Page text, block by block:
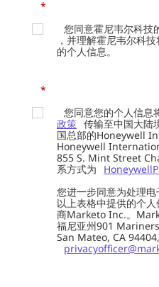
*
您同意霍尼韦尔科技
，并理解霍尼韦尔科
的个人信息。
*
您同意您的个人信息
政策 传输至中国大陆
国总部的Honeywell
Honeywell
855 S. Mint Street
系方式为
您进一步同意为处理
以上表格中提供的个
商Marketo Inc.。
福尼亚州901
San Mateo, CA